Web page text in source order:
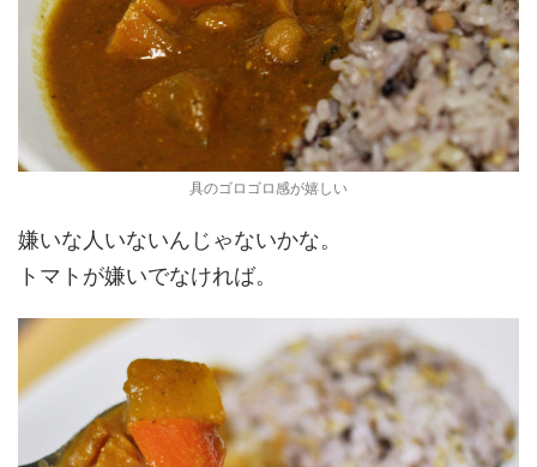
具のゴロゴロ感が嬉しい
嫌いな人いないんじゃないかな。
トマトが嫌いでなければ。